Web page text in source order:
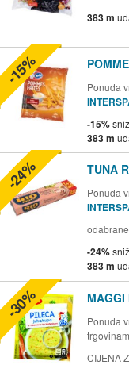
383 m
Ponuda
-15%
383 m
-15%
TUNA
Ponuda
-24%
383 m
-24%
Ponuda
CIJENA
-30%